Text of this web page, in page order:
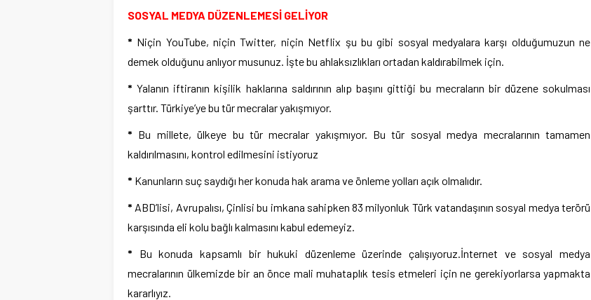
SOSYAL MEDYA DÜZENLEMESİ GELİYOR
* Niçin YouTube, niçin Twitter, niçin Netflix şu bu gibi sosyal medyalara karşı olduğumuzun ne
demek olduğunu anlıyor musunuz. İşte bu ahlaksızlıkları ortadan kaldırabilmek için.
* Yalanın iftiranın kişilik haklarına saldırının alıp başını gittiği bu mecraların bir düzene sokulması
şarttır. Türkiye’ye bu tür mecralar yakışmıyor.
* Bu millete, ülkeye bu tür mecralar yakışmıyor. Bu tür sosyal medya mecralarının tamamen
kaldırılmasını, kontrol edilmesini istiyoruz
* Kanunların suç saydığı her konuda hak arama ve önleme yolları açık olmalıdır.
* ABD’lisi, Avrupalısı, Çinlisi bu imkana sahipken 83 milyonluk Türk vatandaşının sosyal medya terörü
karşısında eli kolu bağlı kalmasını kabul edemeyiz.
* Bu konuda kapsamlı bir hukuki düzenleme üzerinde çalışıyoruz.İnternet ve sosyal medya
mecralarının ülkemizde bir an önce mali muhataplık tesis etmeleri için ne gerekiyorlarsa yapmakta
kararlıyız.